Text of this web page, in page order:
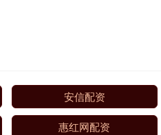
安信配资
惠红网配资